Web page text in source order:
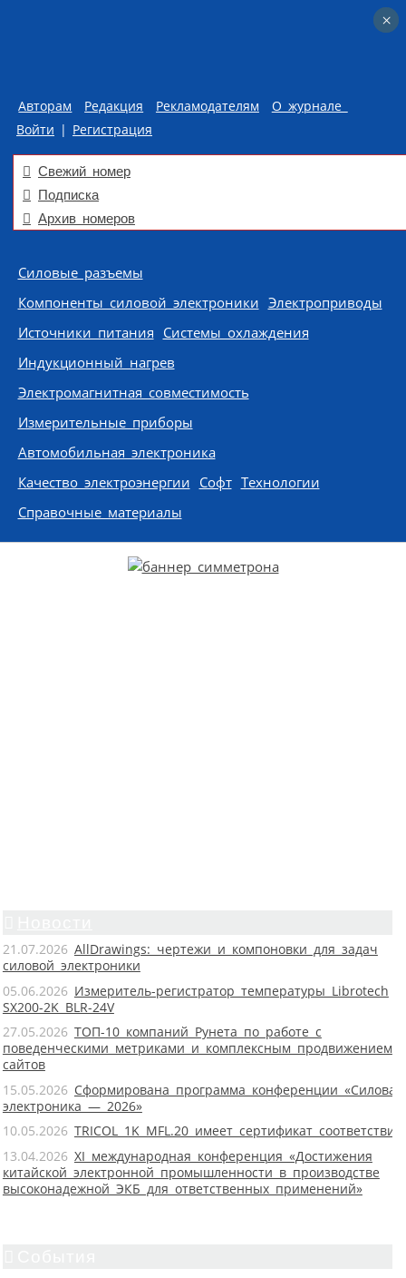
Авторам Редакция Рекламодателям
О журнале
Войти | Регистрация
Свежий номер
Подписка
Архив номеров
Skip to content
Силовые разъемы
Компоненты силовой электроники Электроприводы
Источники питания Системы охлаждения
Индукционный нагрев
Электромагнитная совместимость
Измерительные приборы
Автомобильная электроника
Качество электроэнергии Софт Технологии
Справочные материалы
21.07.2026 AllDrawings: чертежи и компоновки для задач
силовой электроники
05.06.2026 Измеритель-регистратор температуры Librotech
SX200-2K BLR-24V
27.05.2026 ТОП-10 компаний Рунета по работе с
поведенческими метриками и комплексным продвижением
сайтов
15.05.2026 Сформирована программа конференции «Силовая
электроника — 2026»
10.05.2026 TRICOL 1K MFL.20 имеет сертификат соответствия
13.04.2026 XI международная конференция «Достижения
китайской электронной промышленности в производстве
высоконадежной ЭКБ для ответственных применений»
×
×